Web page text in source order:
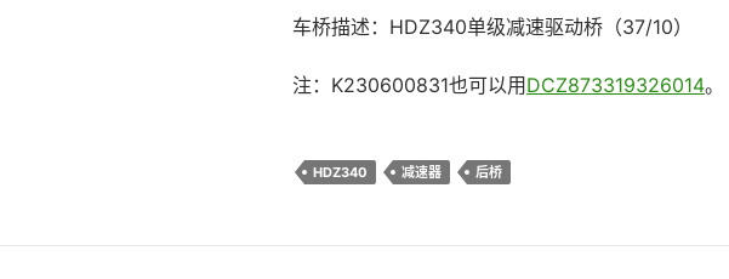
车桥描述：HDZ340单级减速驱动桥（37/10）
注：K230600831也可以用DCZ873319326014。
HDZ340 减速器 后桥